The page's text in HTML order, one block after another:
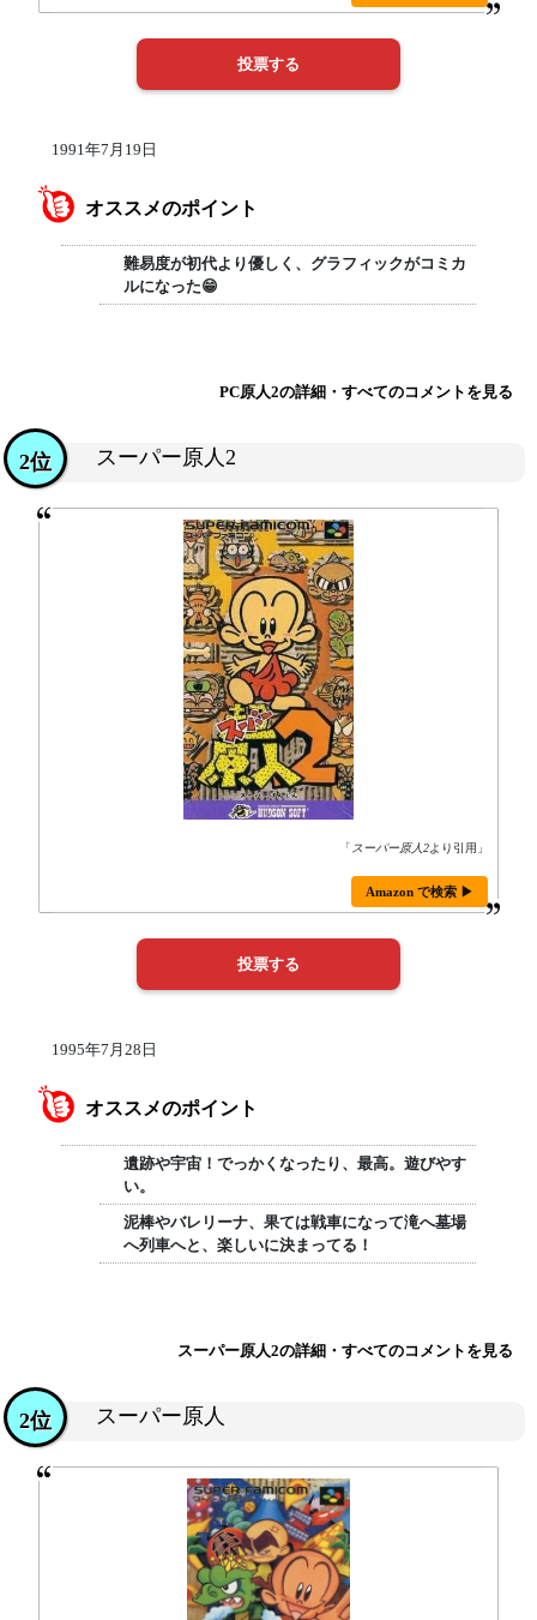
1991年7月19日
オススメのポイント
難易度が初代より優しく、グラフィックがコミカ
ルになった😁
PC原人2の詳細・すべてのコメントを見る
スーパー原人2
2位
「 スーパー原人2より引用」
Amazon で検索 ▶
1995年7月28日
オススメのポイント
遺跡や宇宙！でっかくなったり、最高。遊びやす
い。
泥棒やバレリーナ、果ては戦車になって滝へ墓場
へ列車へと、楽しいに決まってる！
スーパー原人2の詳細・すべてのコメントを見る
スーパー原人
2位